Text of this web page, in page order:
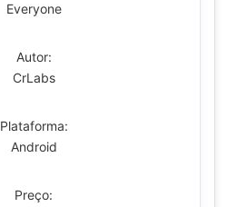
Everyone
Autor:
CrLabs
Plataforma:
Android
Preço: